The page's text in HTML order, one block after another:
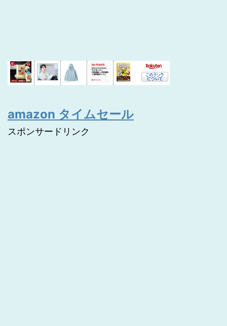
amazon タイムセール
スポンサードリンク